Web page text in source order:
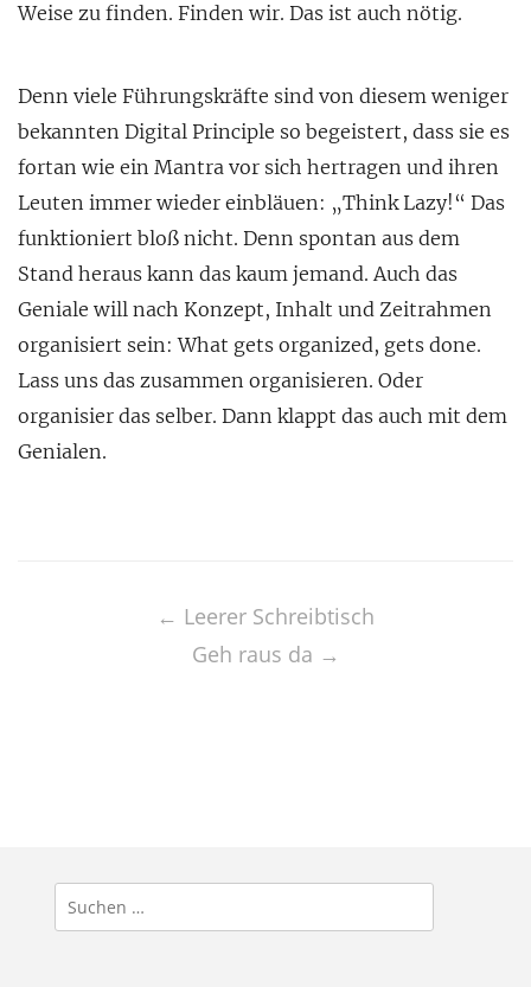
Weise zu finden. Finden wir. Das ist auch nötig.
Denn viele Führungskräfte sind von diesem weniger
bekannten Digital Principle so begeistert, dass sie es
fortan wie ein Mantra vor sich hertragen und ihren
Leuten immer wieder einbläuen: „Think Lazy!“ Das
funktioniert bloß nicht. Denn spontan aus dem
Stand heraus kann das kaum jemand. Auch das
Geniale will nach Konzept, Inhalt und Zeitrahmen
organisiert sein: What gets organized, gets done.
Lass uns das zusammen organisieren. Oder
organisier das selber. Dann klappt das auch mit dem
Genialen.
navigation← Leerer Schreibtisch
Geh raus da →
Suchen
nach: